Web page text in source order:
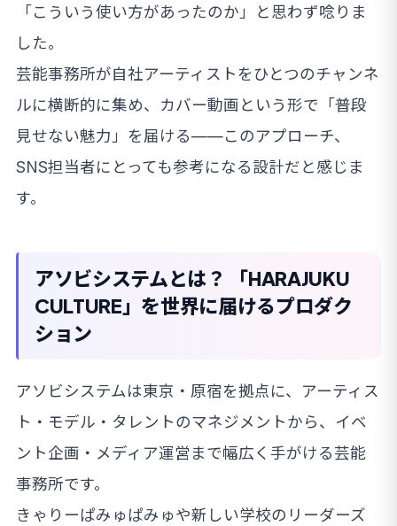
「こういう使い方があったのか」と思わず唸りま
した。
芸能事務所が自社アーティストをひとつのチャンネ
ルに横断的に集め、カバー動画という形で「普段
見せない魅力」を届ける——このアプローチ、
SNS担当者にとっても参考になる設計だと感じま
す。
アソビシステムとは？ 「HARAJUKU
CULTURE」を世界に届けるプロダク
ション
アソビシステムは東京・原宿を拠点に、アーティス
ト・モデル・タレントのマネジメントから、イベ
ント企画・メディア運営まで幅広く手がける芸能
事務所です。
きゃりーぱみゅぱみゅや新しい学校のリーダーズ